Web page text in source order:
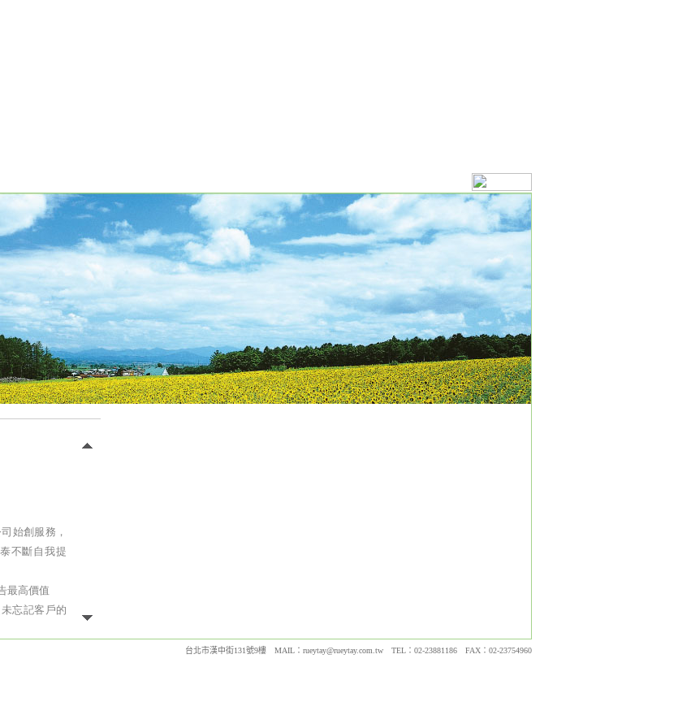
台北市漢中街131號9樓 MAIL： rueytay@rueytay.com.tw TEL：02-23881186 FAX：02-23754960